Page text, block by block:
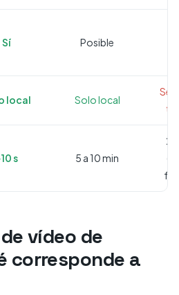
Sí Posible
local Solo local
s 5 a 10 min
2
vídeo de
corresponde a